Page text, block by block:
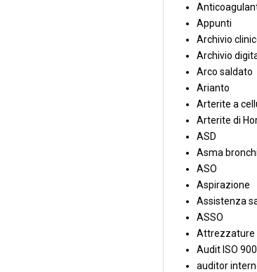
Appunti
Archivio
Archivio
Arco saldato
Arianto
Arterite a
Arterite di
ASD
Asma
ASO
Aspirazione
Assistenza
ASSO
Attrezzature
Audit ISO
auditor